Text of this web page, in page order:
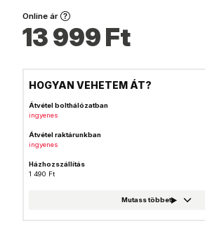
Online ár
13 999Ft
HOGYAN VEHETEM ÁT?
Átvétel bolthálózatban
ingyenes
Átvétel raktárunkban
ingyenes
Házhozszállítás
1 490 Ft